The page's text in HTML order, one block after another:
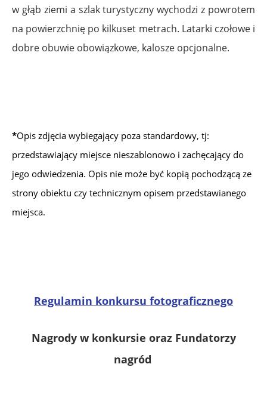
w głąb ziemi a szlak turystyczny wychodzi z powrotem
na powierzchnię po kilkuset metrach. Latarki czołowe i
dobre obuwie obowiązkowe, kalosze opcjonalne.
*Opis zdjęcia wybiegający poza standardowy, tj:
przedstawiający miejsce nieszablonowo i zachęcający do
jego odwiedzenia. Opis nie może być kopią pochodzącą ze
strony obiektu czy technicznym opisem przedstawianego
miejsca.
Regulamin konkursu fotograficznego
Nagrody w konkursie oraz Fundatorzy
nagród